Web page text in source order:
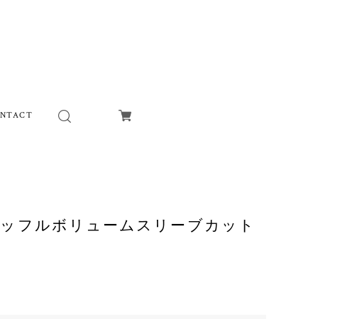
フルボリュームスリーブカット